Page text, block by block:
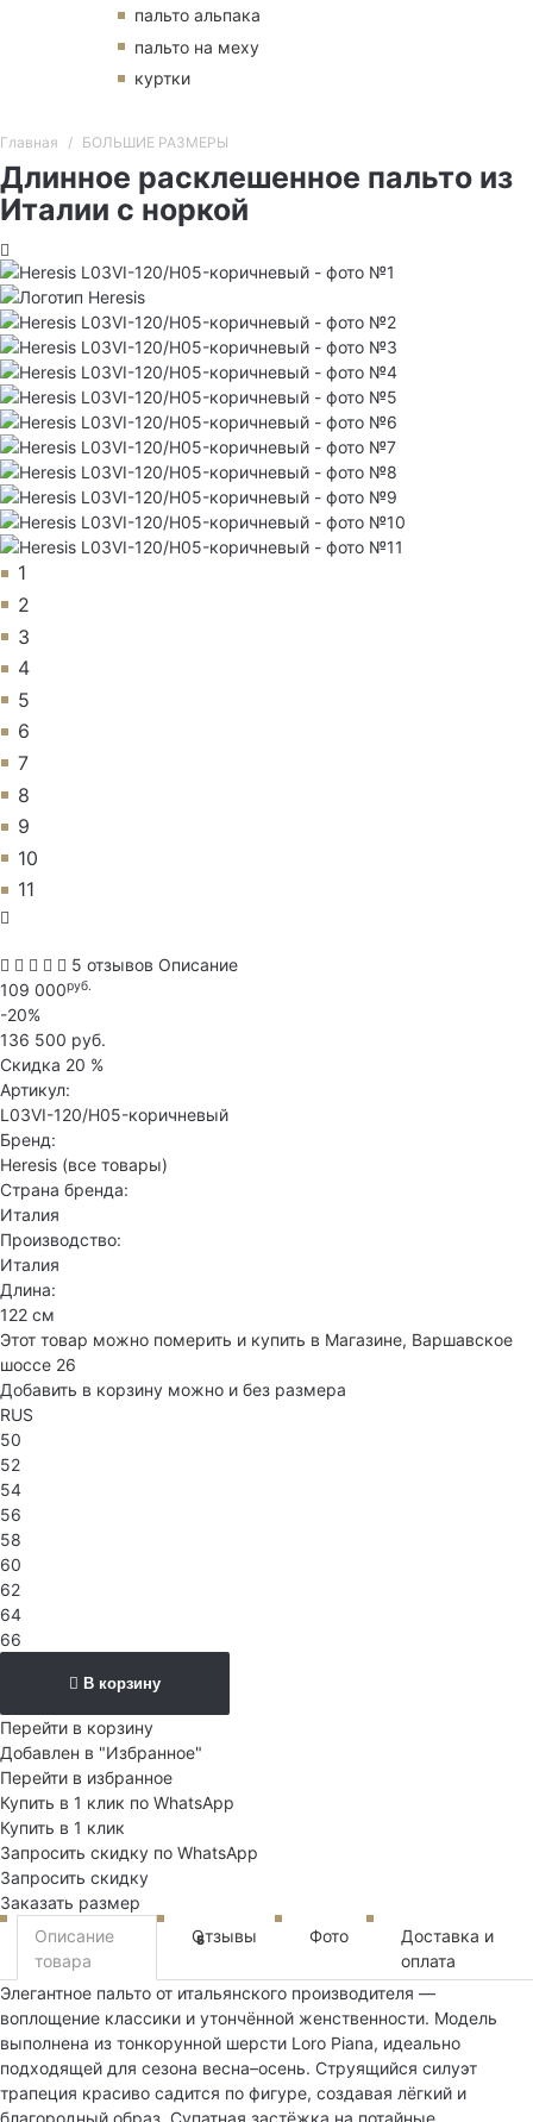
пальто альпака
пальто на меху
куртки
Главная БОЛЬШИЕ РАЗМЕРЫ
Длинное расклешенное пальто из
Италии с норкой
1
2
3
4
5
6
7
8
9
10
11
5 отзывов Описание
109 000руб.
-20%
136 500 руб.
Скидка 20 %
Артикул:
L03VI-120/H05-коричневый
Бренд:
Heresis (все товары)
Страна бренда:
Италия
Производство:
Италия
Длина:
122 см
Этот товар можно померить и купить в Магазине, Варшавское
шоссе 26
Добавить в корзину можно и без размера
RUS
50
52
54
56
58
60
62
64
66
В корзину
Перейти в корзину
Добавлен в "Избранное"
Перейти в избранное
Купить в 1 клик по WhatsApp
Купить в 1 клик
Запросить скидку по WhatsApp
Запросить скидку
Заказать размер
Описание
товара
Отзывы
5 Фото
Доставка и
оплата
Элегантное пальто от итальянского производителя —
воплощение классики и утончённой женственности. Модель
выполнена из тонкорунной шерсти Loro Piana, идеально
подходящей для сезона весна–осень. Струящийся силуэт
трапеция красиво садится по фигуре, создавая лёгкий и